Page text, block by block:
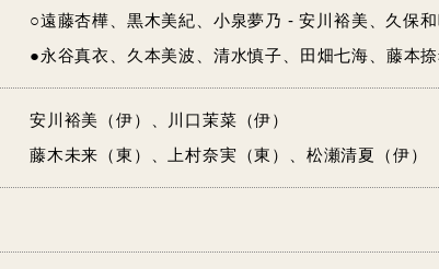
○遠藤杏樺、黒木美紀、小泉夢乃 - 安川裕美、久保
●永谷真衣、久本美波、清水慎子、田畑七海、藤本
安川裕美（伊）、川口茉菜（伊）
藤木未来（東）、上村奈実（東）、松瀬清夏（伊）